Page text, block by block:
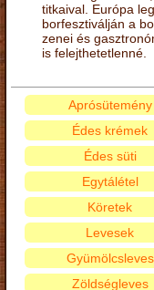
titkaival. Európa
borfesztiválján a
zenei és
is felejthetetlenné.
Aprósütemény
Édes krémek
Édes süti
Egytálétel
Köretek
Levesek
Gyümölcsleves
Zöldségleves